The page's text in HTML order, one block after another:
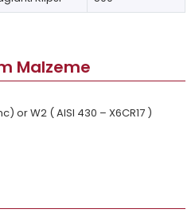
Malzeme
or W2 ( AISI 430 – X6CR17 )